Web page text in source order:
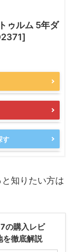
ゥルム 5年ダ
す
知りたい方は
の購入レビ
を徹底解説